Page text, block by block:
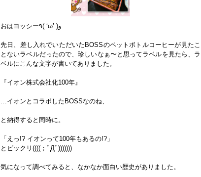
おはヨッシー٩( ‘ω’ )و
先日、差し入れでいただいたBOSSのペットボトルコーヒーが見たこ
とないラベルだったので、珍しいなぁ〜と思ってラベルを見たら、ラ
ベルにこんな文字が書いてありました。
『イオン株式会社化100年』
…イオンとコラボしたBOSSなのね、
と納得すると同時に。
「えっ!? イオンって100年もあるの!?」
とビックリ((((；ﾟДﾟ)))))))
気になって調べてみると、なかなか面白い歴史がありました。